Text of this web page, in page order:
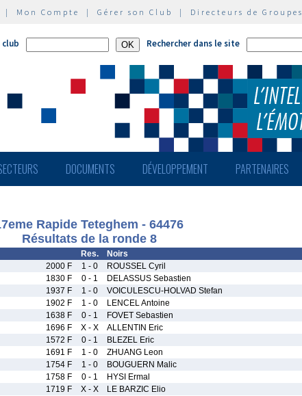
| Mon Compte | Gérer son Club | Directeurs de Groupes
club Rechercher dans le site
DOCUMENTS DÉVELOPPEMENT PARTENAIRES
Rapide Teteghem - 64476
Résultats de la ronde 8
Res. Noirs
2000 F 1 - 0 ROUSSEL Cyril
1830 F 0 - 1 DELASSUS Sebastien
1937 F 1 - 0 VOICULESCU-HOLVAD Stefan
1902 F 1 - 0 LENCEL Antoine
1638 F 0 - 1 FOVET Sebastien
1696 F X - X ALLENTIN Eric
1572 F 0 - 1 BLEZEL Eric
1691 F 1 - 0 ZHUANG Leon
1754 F 1 - 0 BOUGUERN Malic
1758 F 0 - 1 HYSI Ermal
1719 F X - X LE BARZIC Elio